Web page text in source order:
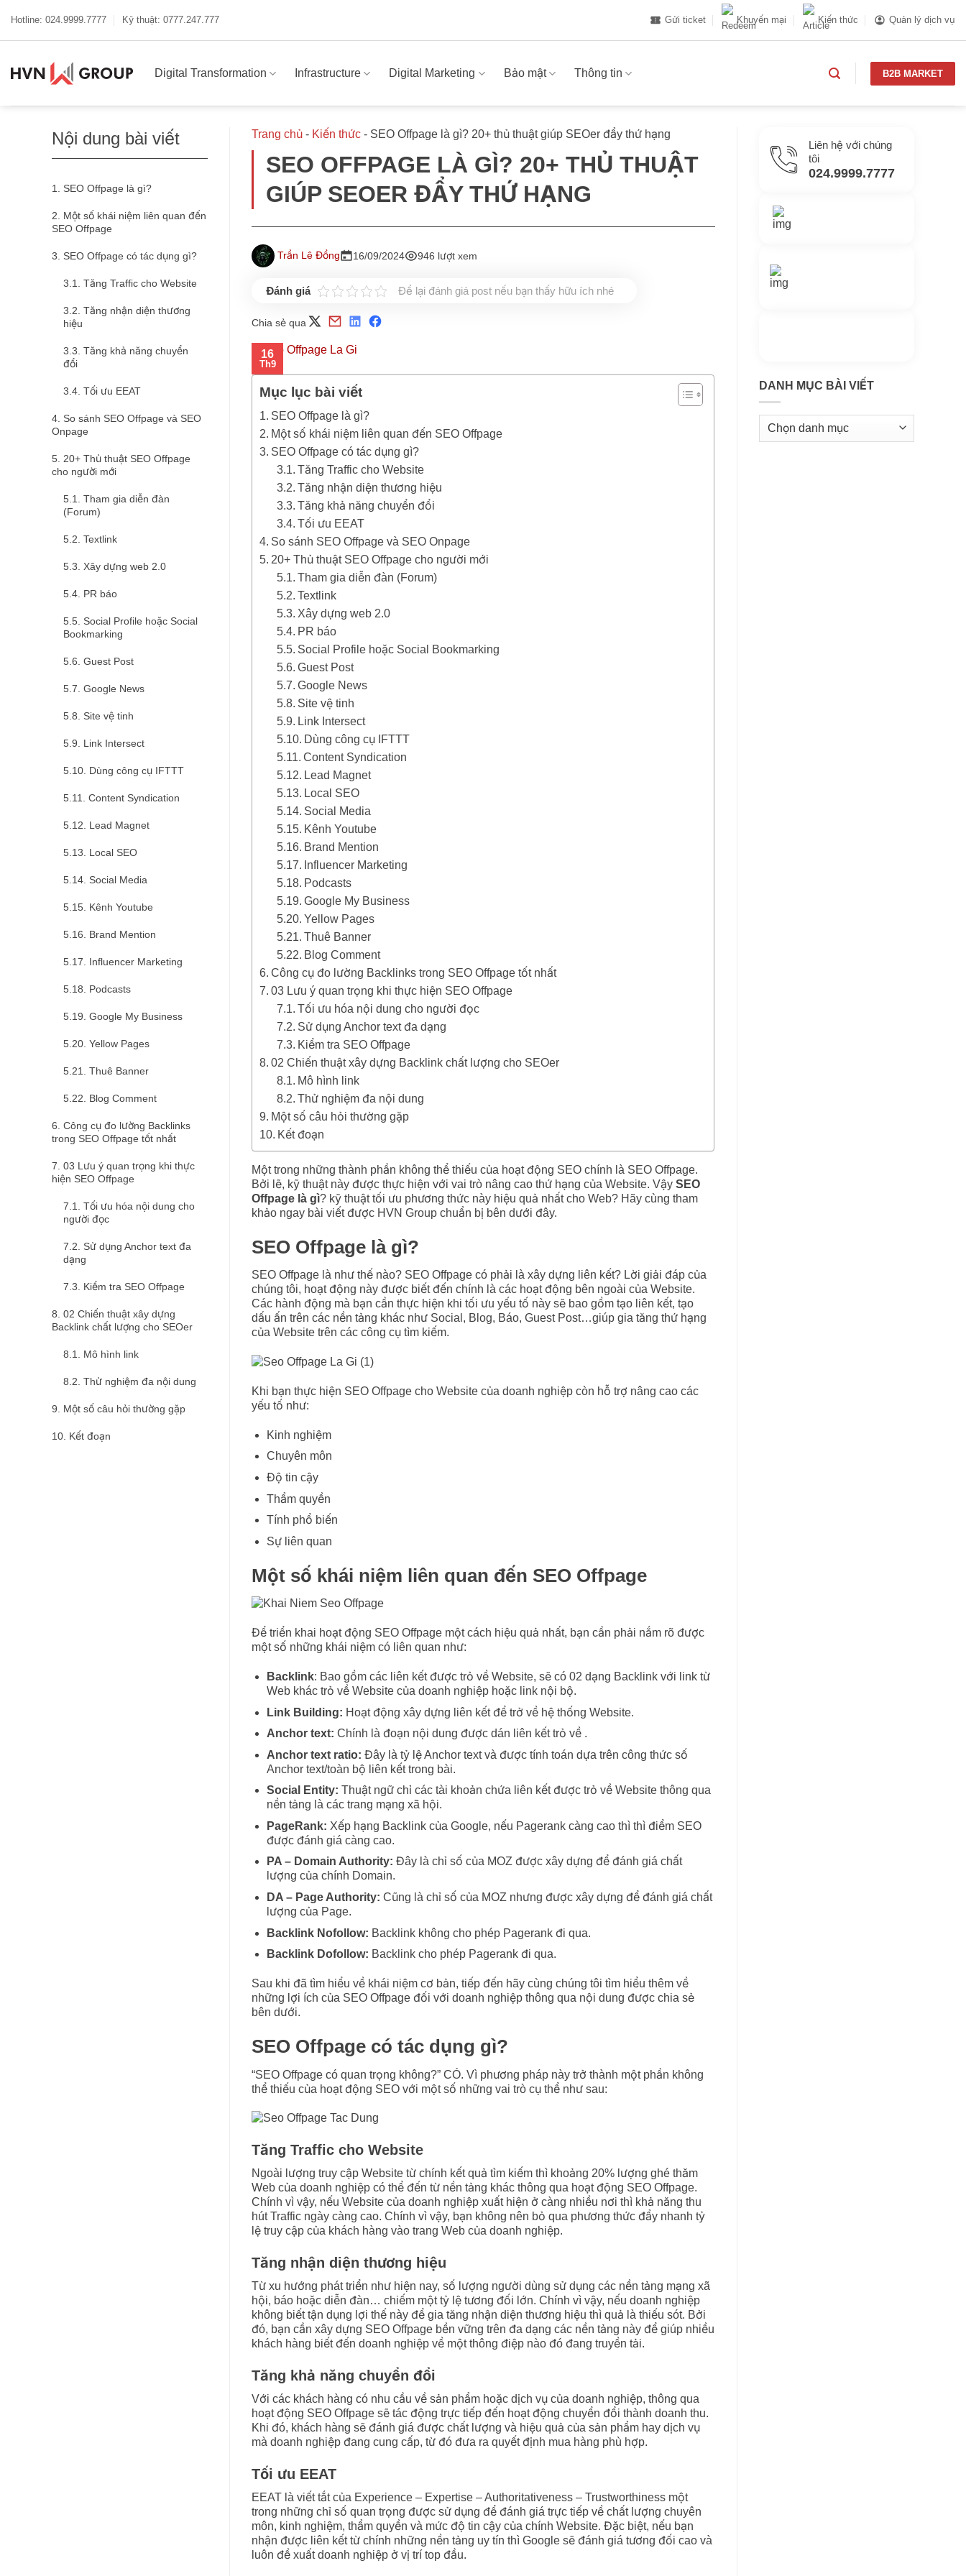
quaHotline: 024.9999.7777 Kỹ thuật: 0777.247.777 Gửi ticket Khuyến mại Kiến thức Quản lý dịch vụ
Digital Transformation Infrastructure Digital Marketing Bảo mật Thông tin B2B MARKET
Nội dung bài viết
SEO Offpage là gì?
Một số khái niệm liên quan đến
SEO Offpage
SEO Offpage có tác dụng gì?
Tăng Traffic cho Website
Tăng nhận diện thương
hiệu
Tăng khả năng chuyển
đổi
Tối ưu EEAT
So sánh SEO Offpage và SEO
Onpage
20+ Thủ thuật SEO Offpage
cho người mới
Tham gia diễn đàn
(Forum)
Textlink
Xây dựng web 2.0
PR báo
Social Profile hoặc Social
Bookmarking
Guest Post
Google News
Site vệ tinh
Link Intersect
Dùng công cụ IFTTT
Content Syndication
Lead Magnet
Local SEO
Social Media
Kênh Youtube
Brand Mention
Influencer Marketing
Podcasts
Google My Business
Yellow Pages
Thuê Banner
Blog Comment
Công cụ đo lường Backlinks
trong SEO Offpage tốt nhất
03 Lưu ý quan trọng khi thực
hiện SEO Offpage
Tối ưu hóa nội dung cho
người đọc
Sử dụng Anchor text đa
dạng
Kiểm tra SEO Offpage
02 Chiến thuật xây dựng
Backlink chất lượng cho SEOer
Mô hình link
Thử nghiệm đa nội dung
Một số câu hỏi thường gặp
Kết đoạn
Trang chủ - Kiến thức - SEO Offpage là gì? 20+ thủ thuật giúp SEOer đẩy thứ hạng
SEO OFFPAGE LÀ GÌ? 20+ THỦ THUẬT
GIÚP SEOER ĐẨY THỨ HẠNG
Trần Lê Đồng 16/09/2024 946 lượt xem
Để lại đánh giá post nếu bạn thấy hữu ích nhé
Chia sẻ qua
16
Th9
Mục lục bài viết
SEO Offpage là gì?
Một số khái niệm liên quan đến SEO Offpage
SEO Offpage có tác dụng gì?
Tăng Traffic cho Website
Tăng nhận diện thương hiệu
Tăng khả năng chuyển đổi
Tối ưu EEAT
So sánh SEO Offpage và SEO Onpage
20+ Thủ thuật SEO Offpage cho người mới
Tham gia diễn đàn (Forum)
Textlink
Xây dựng web 2.0
PR báo
Social Profile hoặc Social Bookmarking
Guest Post
Google News
Site vệ tinh
Link Intersect
Dùng công cụ IFTTT
Content Syndication
Lead Magnet
Local SEO
Social Media
Kênh Youtube
Brand Mention
Influencer Marketing
Podcasts
Google My Business
Yellow Pages
Thuê Banner
Blog Comment
Công cụ đo lường Backlinks trong SEO Offpage tốt nhất
03 Lưu ý quan trọng khi thực hiện SEO Offpage
Tối ưu hóa nội dung cho người đọc
Sử dụng Anchor text đa dạng
Kiểm tra SEO Offpage
02 Chiến thuật xây dựng Backlink chất lượng cho SEOer
Mô hình link
Thử nghiệm đa nội dung
Một số câu hỏi thường gặp
Kết đoạn
Một trong những thành phần không thể thiếu của hoạt động SEO chính là SEO Offpage.
Bởi lẽ, kỹ thuật này được thực hiện với vai trò nâng cao thứ hạng của Website. VậySEO
Offpage là gì? kỹ thuật tối ưu phương thức này hiệu quả nhất cho Web? Hãy cùng tham
khảo ngay bài viết được HVN Group chuẩn bị bên dưới đây.
SEO Offpage là gì?
SEO Offpage là như thế nào? SEO Offpage có phải là xây dựng liên kết? Lời giải đáp của
chúng tôi, hoạt động này được biết đến chính là các hoạt động bên ngoài của Website.
Các hành động mà bạn cần thực hiện khi tối ưu yếu tố này sẽ bao gồm tạo liên kết, tạo
dấu ấn trên các nền tảng khác như Social, Blog, Báo, Guest Post…giúp gia tăng thứ hạng
của Website trên các công cụ tìm kiếm.
Khi bạn thực hiện SEO Offpage cho Website của doanh nghiệp còn hỗ trợ nâng cao các
yếu tố như:
Kinh nghiệm
Chuyên môn
Độ tin cậy
Thẩm quyền
Tính phổ biến
Sự liên quan
Một số khái niệm liên quan đến SEO Offpage
Để triển khai hoạt động SEO Offpage một cách hiệu quả nhất, bạn cần phải nắm rõ được
một số những khái niệm có liên quan như:
Backlink: Bao gồm các liên kết được trỏ về Website, sẽ có 02 dạng Backlink với link từ
Web khác trỏ về Website của doanh nghiệp hoặc link nội bộ.
Link Building: Hoạt động xây dựng liên kết để trở về hệ thống Website.
Anchor text: Chính là đoạn nội dung được dán liên kết trỏ về .
Anchor text ratio: Đây là tỷ lệ Anchor text và được tính toán dựa trên công thức số
Anchor text/toàn bộ liên kết trong bài.
Social Entity: Thuật ngữ chỉ các tài khoản chứa liên kết được trỏ về Website thông qua
nền tảng là các trang mạng xã hội.
PageRank: Xếp hạng Backlink của Google, nếu Pagerank càng cao thì thì điểm SEO
được đánh giá càng cao.
PA – Domain Authority: Đây là chỉ số của MOZ được xây dựng để đánh giá chất
lượng của chính Domain.
DA – Page Authority: Cũng là chỉ số của MOZ nhưng được xây dựng để đánh giá chất
lượng của Page.
Backlink Nofollow: Backlink không cho phép Pagerank đi qua.
Backlink Dofollow: Backlink cho phép Pagerank đi qua.
Sau khi đã tìm hiểu về khái niệm cơ bản, tiếp đến hãy cùng chúng tôi tìm hiểu thêm về
những lợi ích của SEO Offpage đối với doanh nghiệp thông qua nội dung được chia sẻ
bên dưới.
SEO Offpage có tác dụng gì?
“SEO Offpage có quan trọng không?” CÓ. Vì phương pháp này trở thành một phần không
thể thiếu của hoạt động SEO với một số những vai trò cụ thể như sau:
Tăng Traffic cho Website
Ngoài lượng truy cập Website từ chính kết quả tìm kiếm thì khoảng 20% lượng ghé thăm
Web của doanh nghiệp có thể đến từ nền tảng khác thông qua hoạt động SEO Offpage.
Chính vì vậy, nếu Website của doanh nghiệp xuất hiện ở càng nhiều nơi thì khả năng thu
hút Traffic ngày càng cao. Chính vì vậy, bạn không nên bỏ qua phương thức đẩy nhanh tỷ
lệ truy cập của khách hàng vào trang Web của doanh nghiệp.
Tăng nhận diện thương hiệu
Từ xu hướng phát triển như hiện nay, số lượng người dùng sử dụng các nền tảng mạng xã
hội, báo hoặc diễn đàn… chiếm một tỷ lệ tương đối lớn. Chính vì vậy, nếu doanh nghiệp
không biết tận dụng lợi thế này để gia tăng nhận diện thương hiệu thì quả là thiếu sót. Bởi
đó, bạn cần xây dựng SEO Offpage bền vững trên đa dạng các nền tảng này để giúp nhiều
khách hàng biết đến doanh nghiệp về một thông điệp nào đó đang truyền tải.
Tăng khả năng chuyển đổi
Với các khách hàng có nhu cầu về sản phẩm hoặc dịch vụ của doanh nghiệp, thông qua
hoạt động SEO Offpage sẽ tác động trực tiếp đến hoạt động chuyển đổi thành doanh thu.
Khi đó, khách hàng sẽ đánh giá được chất lượng và hiệu quả của sản phẩm hay dịch vụ
mà doanh nghiệp đang cung cấp, từ đó đưa ra quyết định mua hàng phù hợp.
Tối ưu EEAT
EEAT là viết tắt của Experience – Expertise – Authoritativeness – Trustworthiness một
trong những chỉ số quan trọng được sử dụng để đánh giá trực tiếp về chất lượng chuyên
môn, kinh nghiệm, thẩm quyền và mức độ tin cậy của chính Website. Đặc biệt, nếu bạn
nhận được liên kết từ chính những nền tảng uy tín thì Google sẽ đánh giá tương đối cao và
luôn đề xuất doanh nghiệp ở vị trí top đầu.
Liên hệ với chúng
tôi
024.9999.7777
DANH MỤC BÀI VIẾT
mục
bài